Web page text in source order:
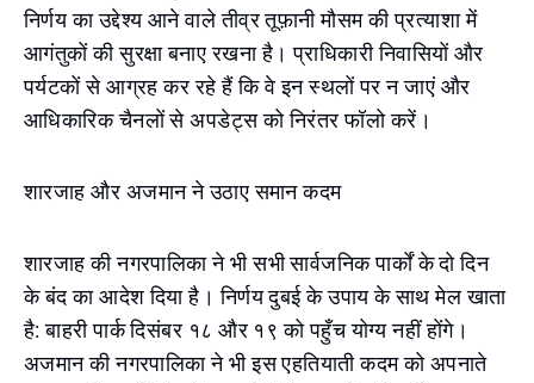
निर्णय का उद्देश्य आने वाले तीव्र तूफ़ानी मौसम की प्रत्याशा में
आगंतुकों की सुरक्षा बनाए रखना है। प्राधिकारी निवासियों और
पर्यटकों से आग्रह कर रहे हैं कि वे इन स्थलों पर न जाएं और
आधिकारिक चैनलों से अपडेट्स को निरंतर फॉलो करें।
शारजाह और अजमान ने उठाए समान कदम
शारजाह की नगरपालिका ने भी सभी सार्वजनिक पार्कों के दो दिन
के बंद का आदेश दिया है। निर्णय दुबई के उपाय के साथ मेल खाता
है: बाहरी पार्क दिसंबर १८ और १९ को पहुँच योग्य नहीं होंगे।
अजमान की नगरपालिका ने भी इस एहतियाती कदम को अपनाते